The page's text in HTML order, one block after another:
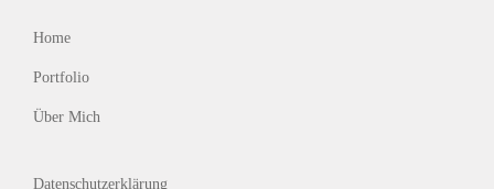
Home
Portfolio
Über Mich
Datenschutzerklärung